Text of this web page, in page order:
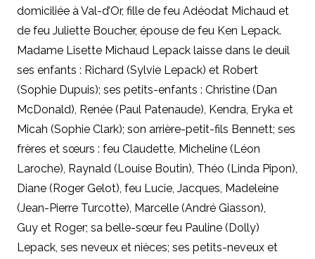
domiciliée à Val-d’Or, fille de feu Adéodat Michaud et
de feu Juliette Boucher, épouse de feu Ken Lepack.
Madame Lisette Michaud Lepack laisse dans le deuil
ses enfants : Richard (Sylvie Lepack) et Robert
(Sophie Dupuis); ses petits-enfants : Christine (Dan
McDonald), Renée (Paul Patenaude), Kendra, Eryka et
Micah (Sophie Clark); son arrière-petit-fils Bennett; ses
frères et sœurs : feu Claudette, Micheline (Léon
Laroche), Raynald (Louise Boutin), Théo (Linda Pipon),
Diane (Roger Gelot), feu Lucie, Jacques, Madeleine
(Jean-Pierre Turcotte), Marcelle (André Giasson),
Guy et Roger; sa belle-sœur feu Pauline (Dolly)
Lepack, ses neveux et nièces; ses petits-neveux et